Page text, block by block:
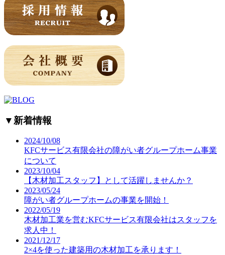
▼ 新着情報
2024/10/08
KFCサービス有限会社の障がい者グループホーム事業
について
2023/10/04
【木材加工スタッフ】として活躍しませんか？
2023/05/24
障がい者グループホームの事業を開始！
2022/05/19
木材加工業を営むKFCサービス有限会社はスタッフを
求人中！
2021/12/17
2×4を使った建築用の木材加工を承ります！